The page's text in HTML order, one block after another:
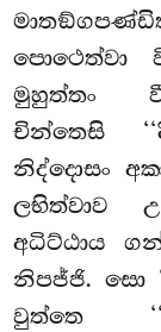
පොථෙත්වා
මුහුත්තං
චින්තෙසි
නිද්දොසං
ලභිත්වාව
අධිට්ඨාය
නිපජ්ජි. සො
වුත්තෙ